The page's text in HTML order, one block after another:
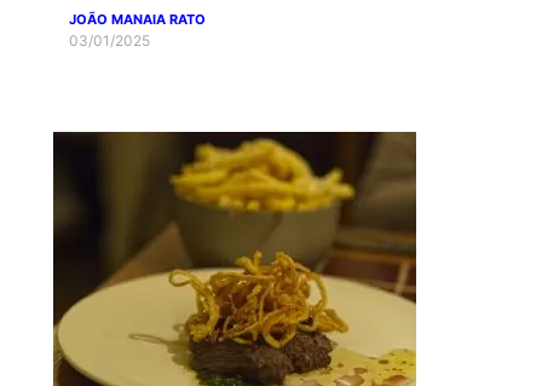
JOÃO MANAIA RATO
03/01/2025